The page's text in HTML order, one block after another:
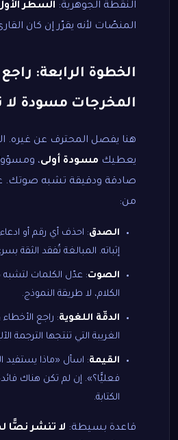
النقطة الجوهرية: السطر
المنصّات لأنه يقرّر إن كان
الخطوة الرابعة:
المخرجات مسودة لا
هنا يفصل المحترف عن غيره.
يعطيك مسودة أولى،
صادقة ودقيقة تشبه صوتك.
من:
الصدق: احذف أي رقم أو
إثباته. المبالغة تُفقد الثقة
الصوت: عدّل الكلمات
الكلام، لا طريقة النموذج.
الدقّة اللغوية: راجع
الغريبة التي تنتجها الترجمة
القيمة: اسأل «ماذا يستفيد
فعليًّا؟». إن لم تكن هناك
الكتابة.
قاعدة بسيطة: لا تنشر نصًّا